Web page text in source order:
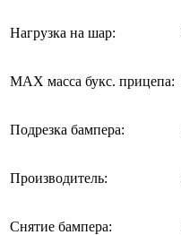
Нагрузка на шар:
MAX масса букс. прицепа:
Подрезка бампера:
Производитель:
Снятие бампера: